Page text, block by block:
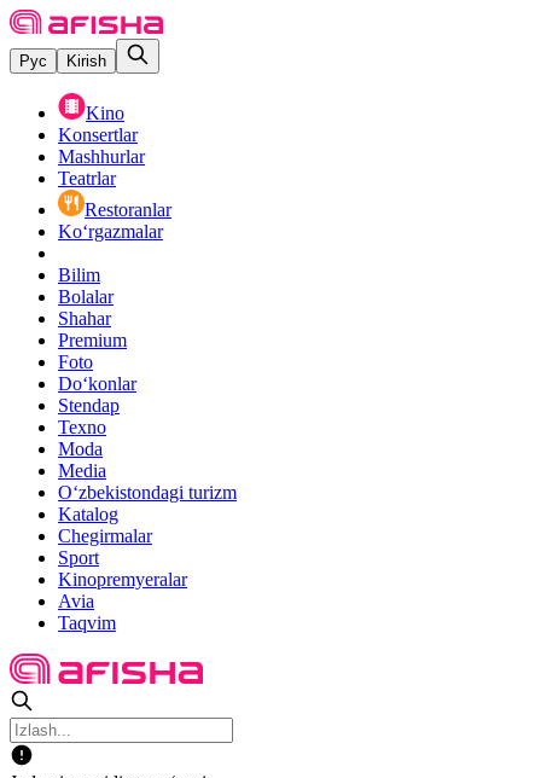
Рус Kirish
Kino
Konsertlar
Mashhurlar
Teatrlar
Restoranlar
Ko‘rgazmalar
Bilim
Bolalar
Shahar
Premium
Foto
Do‘konlar
Stendap
Texno
Moda
Media
O‘zbekistondagi turizm
Katalog
Chegirmalar
Sport
Kinopremyeralar
Avia
Taqvim